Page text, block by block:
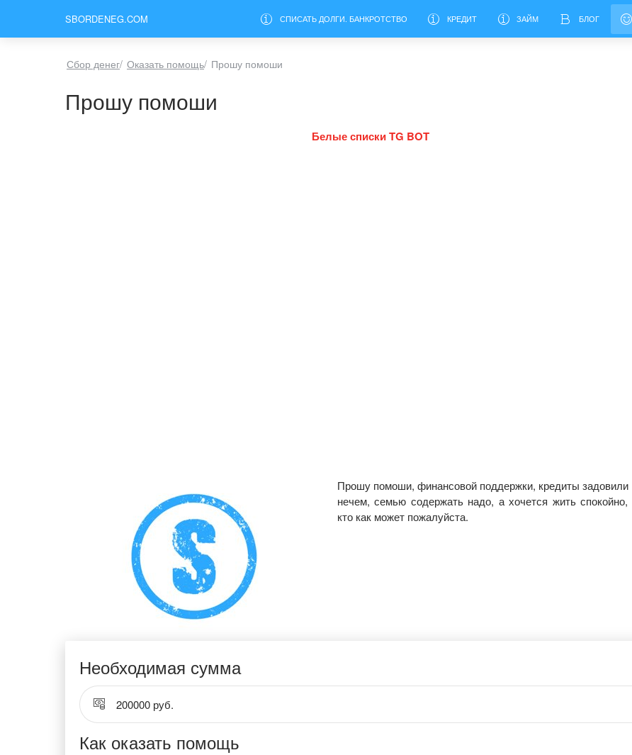
SBORDENEG.COM СПИСАТЬ ДОЛГИ. БАНКРОТСТВО КРЕДИТ ЗАЙМ БЛОГ
Сбор денег/ Оказать помощь/ Прошу помоши
Прошу помоши
Белые списки TG BOT
Прошу помоши, финансовой поддержки, кредиты задовили
нечем, семью содержать надо, а хочется жить спокойно,
кто как может пожалуйста.
Необходимая сумма
200000 руб.
Как оказать помощь